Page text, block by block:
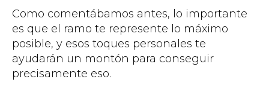
Como comentábamos antes, lo importante
es que el ramo te represente lo máximo
posible, y esos toques personales te
ayudarán un montón para conseguir
precisamente eso.